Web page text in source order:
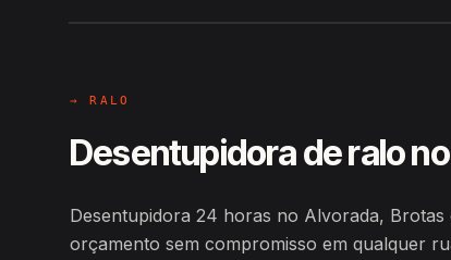
→ RALO
Desentupidora de ralo
Desentupidora 24 horas no Alvorada,
orçamento sem compromisso em qualquer